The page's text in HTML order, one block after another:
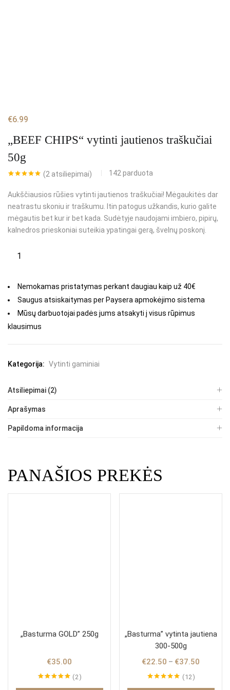
„BEEF CHIPS“ vytinti jautienos traškučiai
50g
(viso
įvertinimų:)
(2 atsiliepimai) 142parduota
€6.99
Aukščiausios rūšies vytinti jautienos traškučiai! Mėgaukitės dar
neatrastu skoniu ir traškumu. Itin patogus užkandis, kurio galite
mėgautis bet kur ir bet kada. Sudėtyje naudojami imbiero, pipirų,
kalnedros prieskoniai suteikia ypatingai gerą, švelnų poskonį.
Nemokamas pristatymas perkant daugiau kaip už 40€
Saugus atsiskaitymas per Paysera apmokėjimo sistema
Mūsų darbuotojai padės jums atsakyti į visus rūpimus
klausimus
Kategorija: Vytinti gaminiai
Atsiliepimai (2)
Aprašymas
Papildoma informacija
PANAŠIOS PREKĖS
„Basturma GOLD” 250g
€35.00
2
„Basturma” vytinta jautiena
300-500g
€22.50 – €37.50
12